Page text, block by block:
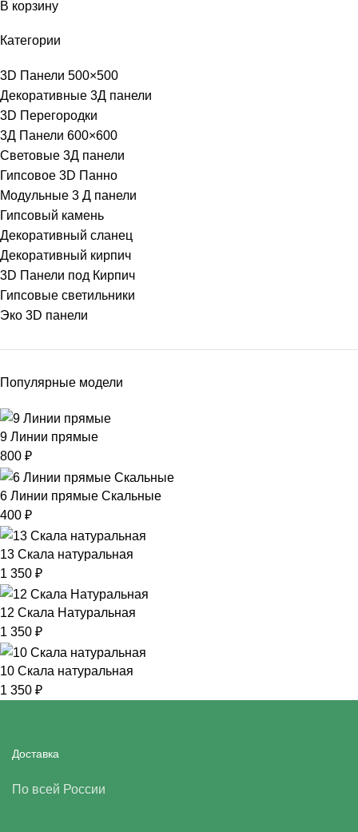
Категории
3D Панели 500×500
Декоративные 3Д панели
3D Перегородки
3Д Панели 600×600
Световые 3Д панели
Гипсовое 3D Панно
Модульные 3 Д панели
Гипсовый камень
Декоративный сланец
Декоративный кирпич
3D Панели под Кирпич
Гипсовые светильники
Эко 3D панели
Популярные модели
9 Линии прямые
800 ₽
6 Линии прямые Скальные
400 ₽
13 Скала натуральная
1 350 ₽
12 Скала Натуральная
1 350 ₽
10 Скала натуральная
1 350 ₽
В корзину
Доставка
По всей России